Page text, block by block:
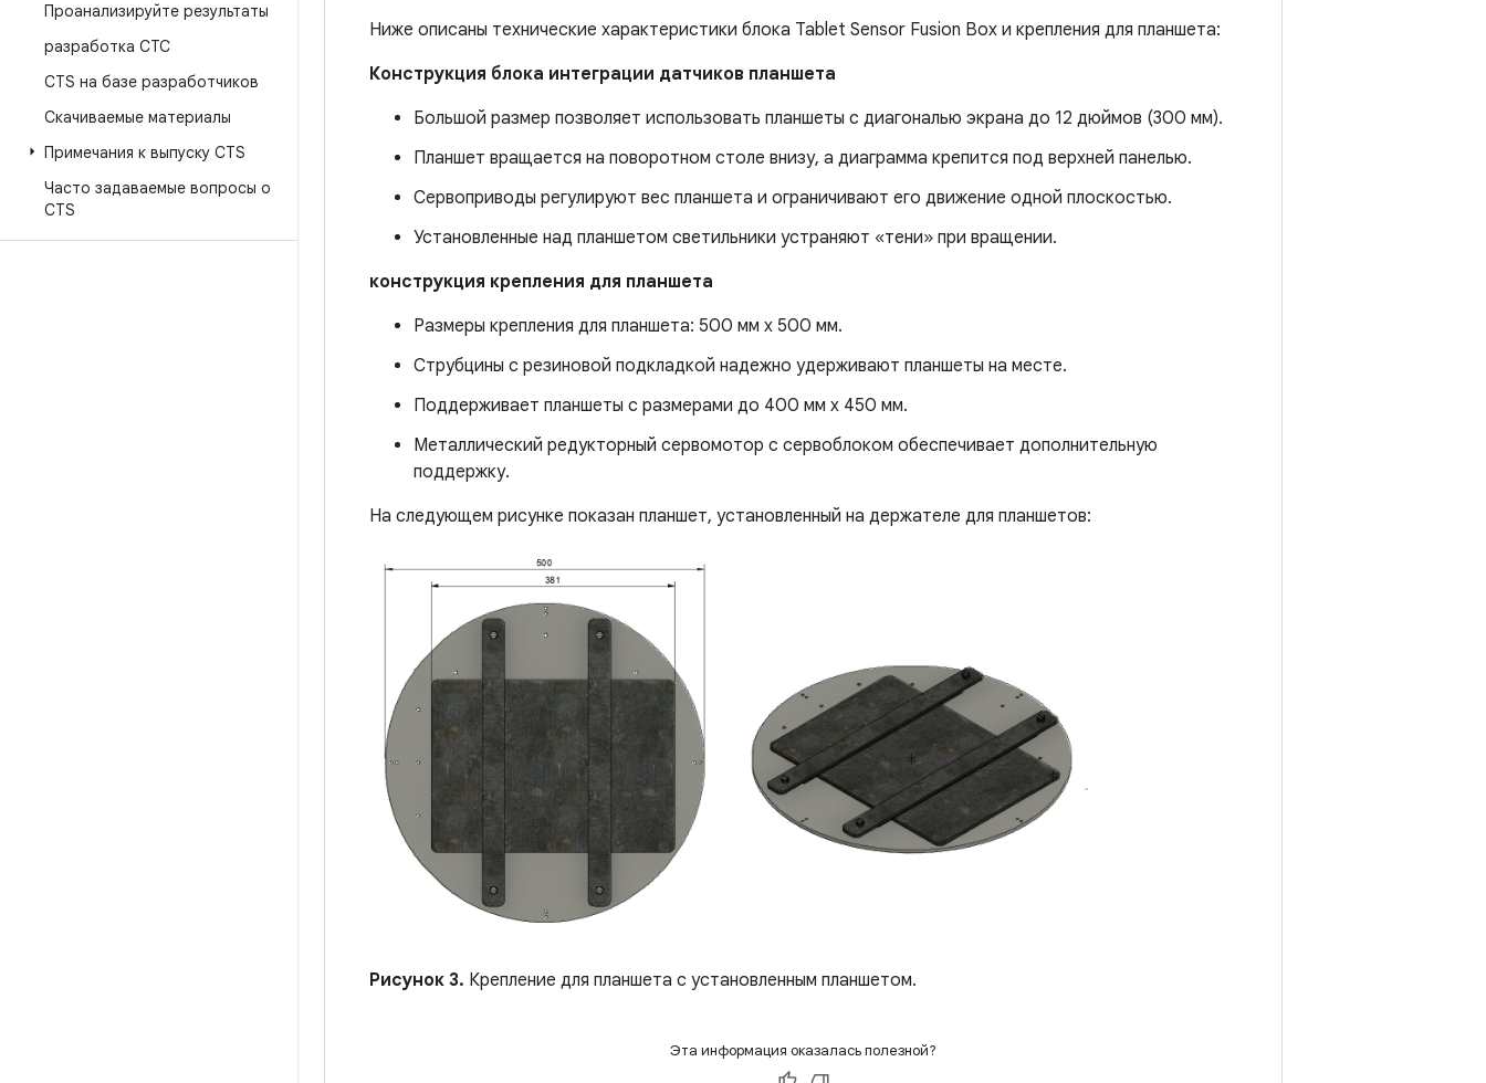
Проанализируйте результаты
разработка СТС
CTS на базе разработчиков
Скачиваемые материалы
Примечания к выпуску CTS
Часто задаваемые вопросы о
CTS
Ниже описаны технические характеристики блока Tablet Sensor Fusion Box и крепления для планшета:
Конструкция блока интеграции датчиков планшета
Большой размер позволяет использовать планшеты с диагональю экрана до 12 дюймов (300 мм).
Планшет вращается на поворотном столе внизу, а диаграмма крепится под верхней панелью.
Сервоприводы регулируют вес планшета и ограничивают его движение одной плоскостью.
Установленные над планшетом светильники устраняют «тени» при вращении.
конструкция крепления для планшета
Размеры крепления для планшета: 500 мм x 500 мм.
Струбцины с резиновой подкладкой надежно удерживают планшеты на месте.
Поддерживает планшеты с размерами до 400 мм x 450 мм.
Металлический редукторный сервомотор с сервоблоком обеспечивает дополнительную
поддержку.
На следующем рисунке показан планшет, установленный на держателе для планшетов:
Рисунок 3. Крепление для планшета с установленным планшетом.
Эта информация оказалась полезной?